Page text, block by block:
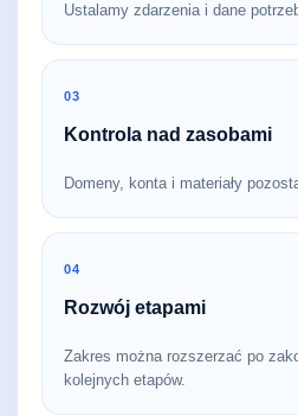
Ustalamy zdarzenia i dane
03
Kontrola nad zasobami
Domeny, konta i materiały
04
Rozwój etapami
Zakres można rozszerzać po
kolejnych etapów.